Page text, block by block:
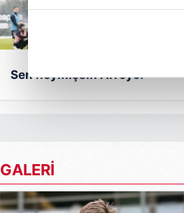
içerikleri sunabilmek adına
Her halükârda, kullanıcılar,
Sizlere daha iyi bir hizmet
amacıyla kullanılmaktadır.
reklam/pazarlama
Çerezlere ilişkin tercihlerinizi
butonuna tıklayabilir,Çerez
Sen neymişsin Arroyo!
GALERİ